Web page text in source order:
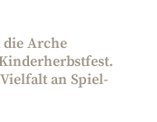
die Arche
an Spiel-